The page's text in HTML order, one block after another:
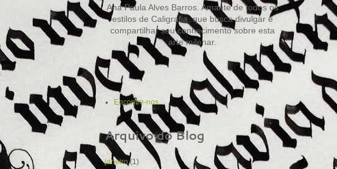
Ana Paula Alves Barros. Amante de todos os
estilos de Caligrafia, que busca divulgar e
compartilhar seu conhecimento sobre esta
arte milenar.
Encontre-nos
Arquivo do Blog
janeiro(1)